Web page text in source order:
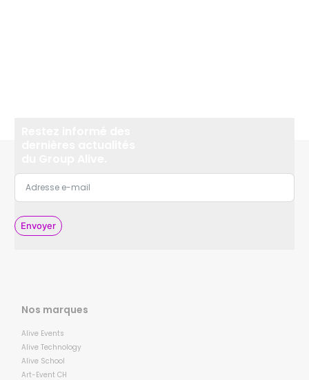
Envoyer
Nos marques
Alive Events
Alive Technology
Alive School
Art-Event CH